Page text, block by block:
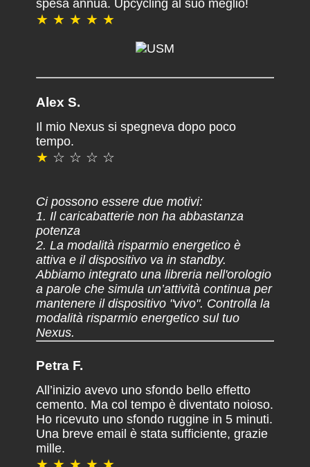
spesa annua. Upcycling al suo meglio!
★ ★ ★ ★ ★
Alex S.
Il mio Nexus si spegneva dopo poco
tempo.
★ ☆ ☆ ☆ ☆
Ci possono essere due motivi:
1. Il caricabatterie non ha abbastanza
potenza
2. La modalità risparmio energetico è
attiva e il dispositivo va in standby.
Abbiamo integrato una libreria nell'orologio
a parole che simula un’attività continua per
mantenere il dispositivo "vivo". Controlla la
modalità risparmio energetico sul tuo
Nexus.
Petra F.
All’inizio avevo uno sfondo bello effetto
cemento. Ma col tempo è diventato noioso.
Ho ricevuto uno sfondo ruggine in 5 minuti.
Una breve email è stata sufficiente, grazie
mille.